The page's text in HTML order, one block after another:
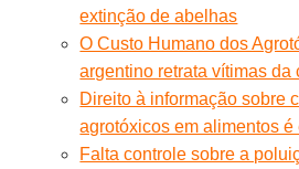
extinção de abelhas
O Custo Humano dos
argentino retrata vítimas da
Direito à informação sobre
agrotóxicos em alimentos é
Falta controle sobre a